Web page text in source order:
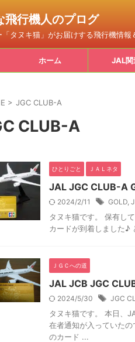
飛行機人のプログ
タヌキ猫」がお届けする飛行機情報
ホーム JAL関
> JGC CLUB-A
CLUB-A
ひとりごと ＪＡＬネタ
JAL JGC CLUB-A
2024/2/11 GOLD,
タヌキ猫です。 保有し
カードが到着しました♪
ＪＧＣへの道
JAL JCB JGC
2024/5/30 JGC
タヌキ猫です。 本日、
在者通知が入っていた
のカード ...